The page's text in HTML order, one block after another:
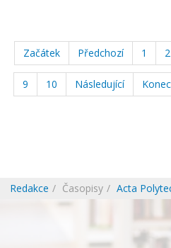
Začátek Předchozí 1 2
9 10 Následující Konec
Redakce Časopisy Acta